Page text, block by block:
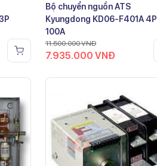
Bộ chuyển nguồn ATS
Kyungdong KD06-F401A 4P
100A
11.500.000VNĐ
7.935.000 VNĐ